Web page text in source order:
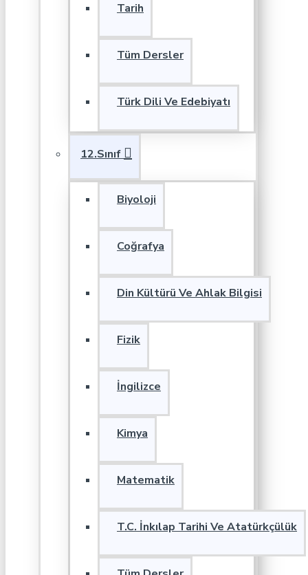
Tarih
Tüm Dersler
Türk Dili Ve Edebiyatı
12.Sınıf
Biyoloji
Coğrafya
Din Kültürü Ve Ahlak Bilgisi
Fizik
İngilizce
Kimya
Matematik
T.C. İnkılap Tarihi Ve Atatürkçülük